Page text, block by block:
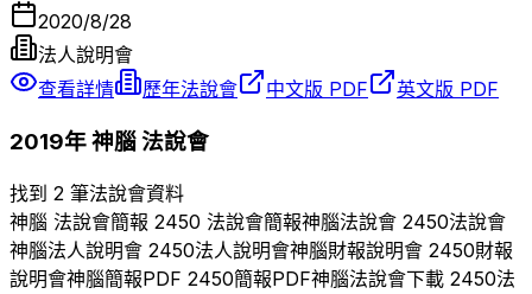
2020/8/28
法人說明會
查看詳情
歷年法說會 中文版 PDF 英文版 PDF
2019年神腦法說會
找到 2 筆法說會資料
神腦 法說會簡報 2450 法說會簡報神腦法說會 2450法說會
神腦法人說明會 2450法人說明會神腦財報說明會 2450財報
說明會神腦簡報PDF 2450簡報PDF神腦法說會下載 2450法